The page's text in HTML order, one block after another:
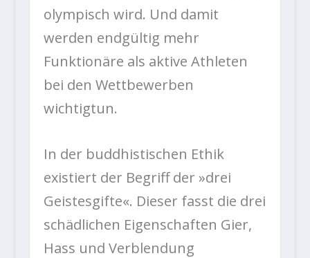
olympisch wird. Und damit
werden endgültig mehr
Funktionäre als aktive Athleten
bei den Wettbewerben
wichtigtun.
In der buddhistischen Ethik
existiert der Begriff der »drei
Geistesgifte«. Dieser fasst die drei
schädlichen Eigenschaften Gier,
Hass und Verblendung